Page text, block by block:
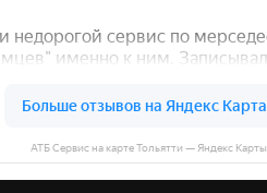
АТБ Сервис на карте Тольятти — Яндекс Карты